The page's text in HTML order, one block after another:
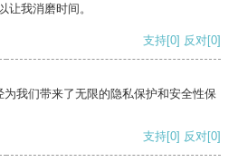
让我消磨时间。
支持[0] 反对[0]
我们带来了无限的隐私保护和安全性保
支持[0] 反对[0]